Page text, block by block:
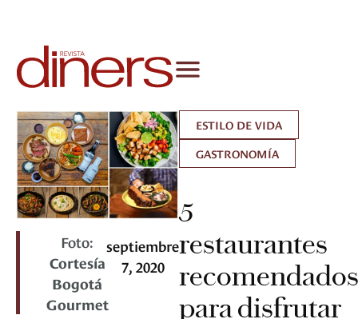
Foto:
Cortesía
Bogotá
Gourmet
septiembre
7, 2020
ESTILO DE VIDA
GASTRONOMÍA
5
restaurantes
recomendados
para disfrutar